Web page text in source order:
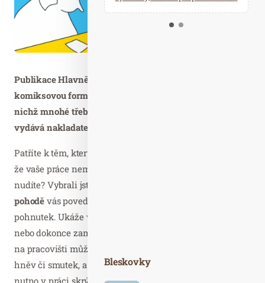
Kalendář událostí
Odebírejte náš newsletter
Publikace Hlavně v pohodě přináší netradiční, často
komiksovou formou, cenné rady a odpovědi na otázky, z
nichž mnohé třeba právě v této době řešíte i vy. Novinku
vydává nakladatelství nakladatelství Pragma.
Patříte k těm, kterým se čas od času vrací sžíravý pocit,
že vaše práce nemá smysl nebo se dokonce v práci
nudíte? Vybrali jste si vůbec dobře? Kniha
pohodě vás povede k nalézání vašich vnitřních
pohnutek. Ukáže vám, jak si práci ulehčit, zpříjemnit
nebo dokonce zamilovat. Přesně pojmenuje emoce, které
na pracovišti můžeme potkat, jako jsou vzrušení, úzkost,
hněv či smutek, a přesvědčí vás, že osobní pocity není
nutno v práci skrývat. Naopak se vyplatí je vnímat a řídit
Bleskovky